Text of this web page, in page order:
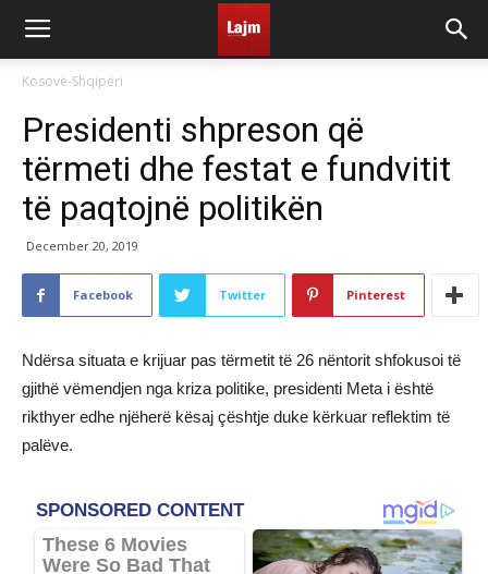
Kosovë-Shqipëri
Presidenti shpreson që
tërmeti dhe festat e fundvitit
të paqtojnë politikën
December 20, 2019
Facebook Twitter Pinterest
Ndërsa situata e krijuar pas tërmetit të 26 nëntorit shfokusoi të
gjithë vëmendjen nga kriza politike, presidenti Meta i është
rikthyer edhe njëherë kësaj çështje duke kërkuar reflektim të
palëve.